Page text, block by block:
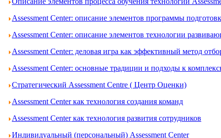
Assessment Center: описание элементов программы
Assessment Center: описание элементов технологии
Assessment Center: деловая игра как эффективный метод
Assessment Center: основные традиции и подходы к
Стратегический Assessment Centre ( Центр Оценки)
Assessment Center как технология создания команд
Assessment Center как технология развития сотрудников
Индивидуальный (персональный) Assessment Center